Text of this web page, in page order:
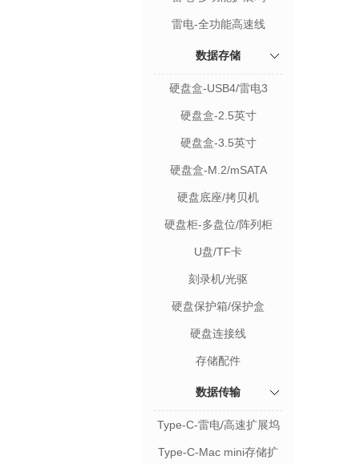
雷电-全功能高速线
数据存储
硬盘盒-USB4/雷电3
硬盘盒-2.5英寸
硬盘盒-3.5英寸
硬盘盒-M.2/mSATA
硬盘底座/拷贝机
硬盘柜-多盘位/阵列柜
U盘/TF卡
刻录机/光驱
硬盘保护箱/保护盒
硬盘连接线
存储配件
数据传输
Type-C-雷电/高速扩展坞
Type-C-Mac mini存储扩